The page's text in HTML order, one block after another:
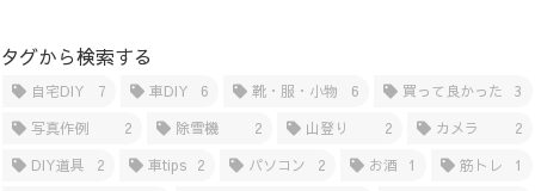
タグから検索する
自宅DIY 7 車DIY 6 靴・服・小物 6 買って良かった
3
写真作例
2 除雪機 2 山登り 2 カメラ
2
DIY道具
2 車tips 2 パソコン 2 お酒 1 筋トレ
1